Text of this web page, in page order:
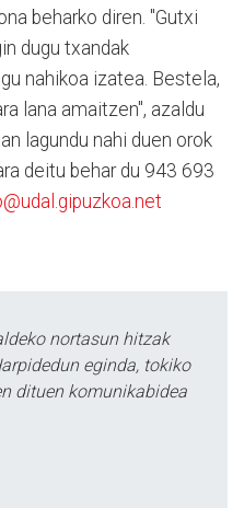
beharko diren. "Gutxi
dugu txandak
nahikoa izatea. Bestela,
lana amaitzen", azaldu
lagundu nahi duen orok
deitu behar du 943 693
nortasun hitzak
eginda, tokiko
dituen komunikabidea